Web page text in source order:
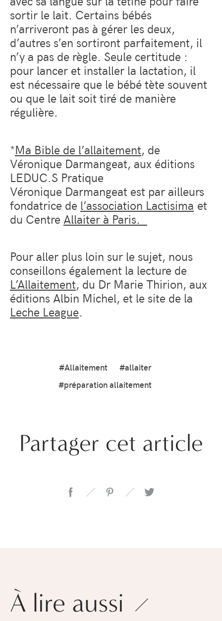
sortir le lait. Certains bébés
n’arriveront pas à gérer les deux,
d’autres s’en sortiront parfaitement, il
n’y a pas de règle. Seule certitude :
pour lancer et installer la lactation, il
est nécessaire que le bébé tète souvent
ou que le lait soit tiré de manière
régulière.
*Ma Bible de l’allaitement, de
Véronique Darmangeat, aux éditions
LEDUC.S Pratique
Véronique Darmangeat est par ailleurs
fondatrice de l’association Lactisima et
du Centre Allaiter à Paris.
Pour aller plus loin sur le sujet, nous
conseillons également la lecture de
L’Allaitement, du Dr Marie Thirion, aux
éditions Albin Michel, et le site de la
Leche League.
#Allaitement
#allaiter
#préparation allaitement
Partager cet article
À lire aussi